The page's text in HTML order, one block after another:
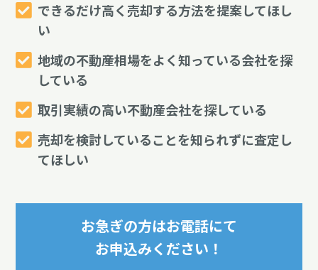
できるだけ高く売却する方法を提案してほし
い
地域の不動産相場をよく知っている会社を探
している
取引実績の高い不動産会社を探している
売却を検討していることを知られずに査定し
てほしい
お急ぎの方はお電話にて
お申込みください！